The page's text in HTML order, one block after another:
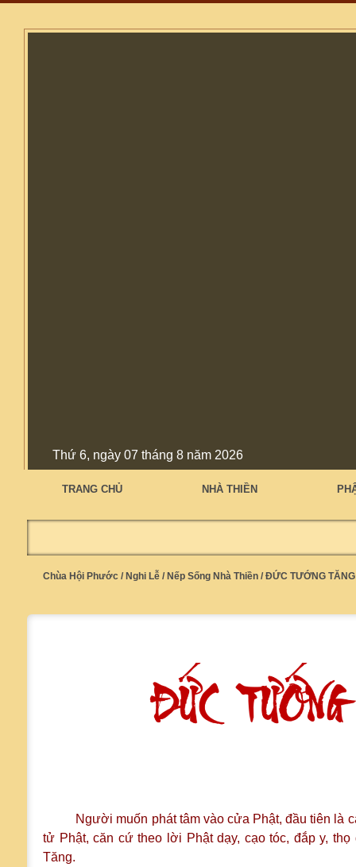
Thứ 6, ngày 07 tháng 8 năm 2026
TRANG CHỦ NHÀ THIỀN
Chùa Hội Phước / Nghi Lễ / Nếp Sống Nhà Thiền / ĐỨC TƯỚNG
Người muốn phát tâm vào cửa Phật, đầu tiên là
tử Phật, căn cứ theo lời Phật dạy, cạo tóc, đắp y,
Tăng.